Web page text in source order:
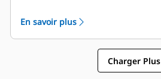
En savoir plus
Charger Plus